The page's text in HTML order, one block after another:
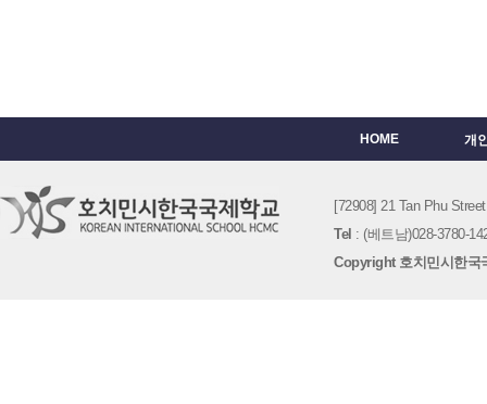
HOME 개
[72908] 21 Tan Phu
Tel : (베트남)028-3780-
Copyright 호치민시한국